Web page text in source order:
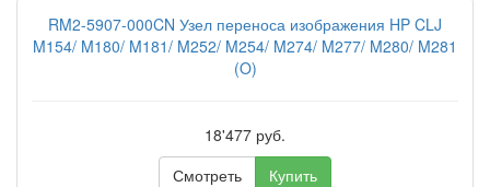
RM2-5907-000CN Узел переноса изображения HP CLJ
M154/ M180/ M181/ M252/ M254/ M274/ M277/ M280/ M281
(O)
18'477 руб.
Смотреть
Купить